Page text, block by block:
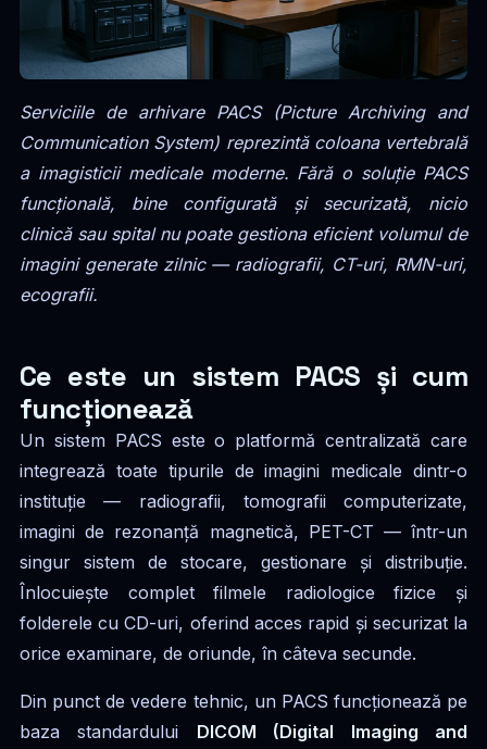
Serviciile de arhivare PACS (Picture Archiving and
Communication System) reprezintă coloana vertebrală
a imagisticii medicale moderne. Fără o soluție PACS
funcțională, bine configurată și securizată, nicio
clinică sau spital nu poate gestiona eficient volumul de
imagini generate zilnic — radiografii, CT-uri, RMN-uri,
ecografii.
Ce este un sistem PACS și cum
funcționează
Un sistem PACS este o platformă centralizată care
integrează toate tipurile de imagini medicale dintr-o
instituție — radiografii, tomografii computerizate,
imagini de rezonanță magnetică, PET-CT — într-un
singur sistem de stocare, gestionare și distribuție.
Înlocuiește complet filmele radiologice fizice și
folderele cu CD-uri, oferind acces rapid și securizat la
orice examinare, de oriunde, în câteva secunde.
Din punct de vedere tehnic, un PACS funcționează pe
baza standardului DICOM (Digital Imaging and